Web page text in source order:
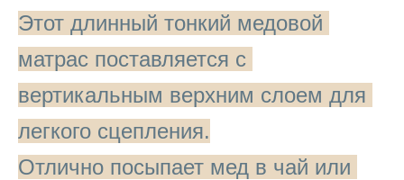
Этот длинный тонкий медовой
матрас поставляется с
вертикальным верхним слоем для
легкого сцепления.
Отлично посыпает мед в чай или